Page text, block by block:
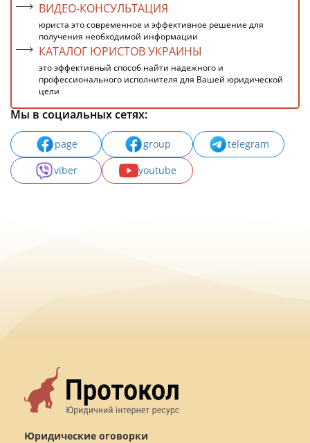
ВИДЕО-КОНСУЛЬТАЦИЯ
юриста это современное и эффективное решение для
получения необходимой информации
КАТАЛОГ ЮРИСТОВ УКРАИНЫ
это эффективный способ найти надежного и
профессионального исполнителя для Вашей юридической
цели
Мы в социальных сетях:
page group
telegram
viber
youtube
Юридические оговорки